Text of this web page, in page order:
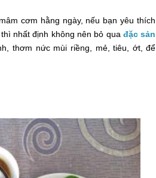
cơm hằng ngày, nếu bạn yêu thích
nhất định không nên bỏ quađặc sản
thơm nức mùi riềng, mẻ, tiêu, ớt, để